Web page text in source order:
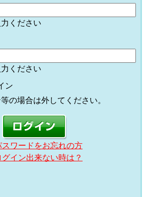
ください
ください
ン
の場合は外してください。
ワードをお忘れの方
イン出来ない時は？